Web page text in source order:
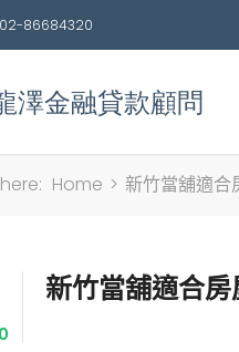
86684320
Home > 新竹當舖適合
新竹當舖適合